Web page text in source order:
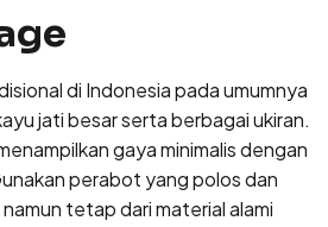
di Indonesia pada umumnya
jati besar serta berbagai ukiran.
gaya minimalis dengan
perabot yang polos dan
tetap dari material alami